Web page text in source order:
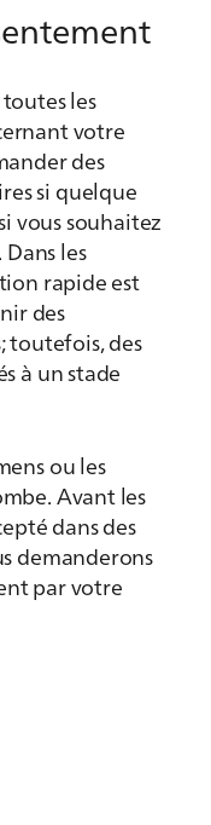
les
votre
des
si quelque
vous souhaitez
les
rapide est
des
toutefois, des
à un stade
ou les
Avant les
dans des
demanderons
par votre